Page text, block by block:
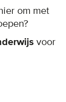
om met
voor